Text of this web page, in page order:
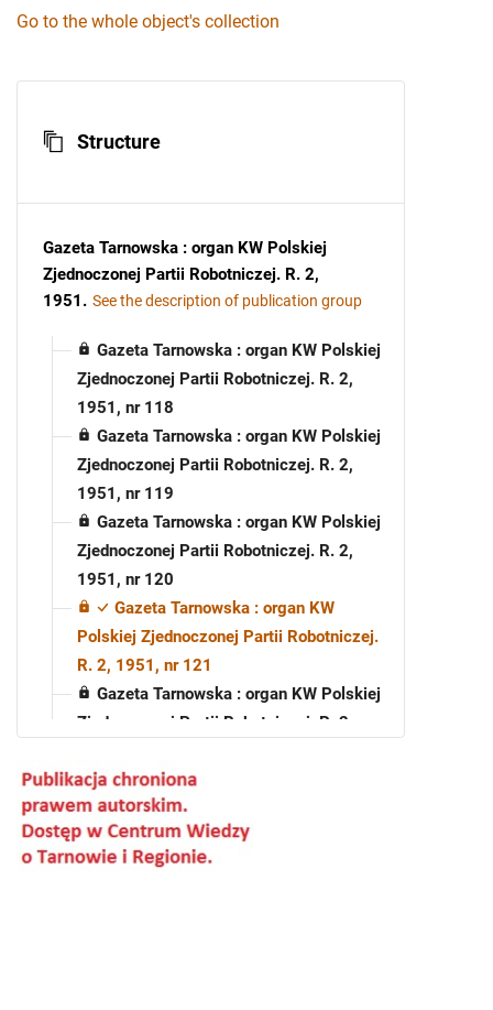
Go to the whole object's collection
Structure
Gazeta Tarnowska : organ KW Polskiej
Zjednoczonej Partii Robotniczej. R. 2,
1951 . See the description of publication group
Gazeta Tarnowska : organ KW Polskiej
Zjednoczonej Partii Robotniczej. R. 2,
1951, nr 118
Gazeta Tarnowska : organ KW Polskiej
Zjednoczonej Partii Robotniczej. R. 2,
1951, nr 119
Gazeta Tarnowska : organ KW Polskiej
Zjednoczonej Partii Robotniczej. R. 2,
1951, nr 120
Gazeta Tarnowska : organ KW
Polskiej Zjednoczonej Partii Robotniczej.
R. 2, 1951, nr 121
Gazeta Tarnowska : organ KW Polskiej
Zjednoczonej Partii Robotniczej. R. 2,
Gazeta Tarnowska : organ KW Polskiej
Zjednoczonej Partii Robotniczej. R. 2,
1951, nr 123
Gazeta Tarnowska : organ KW Polskiej